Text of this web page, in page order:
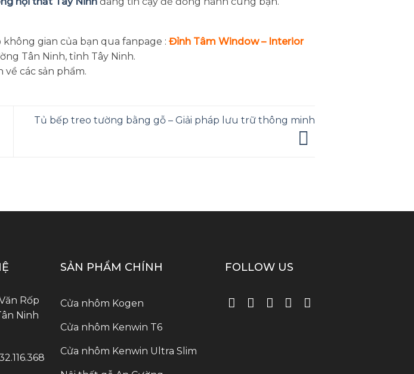
gian của bạn qua fanpage :Đỉnh Tâm Window – Interior
Tân Ninh, tỉnh Tây Ninh.
về các sản phẩm.
Tủ bếp treo tường bằng gỗ – Giải pháp lưu trữ thông minh
Rốp
Ninh
SẢN PHẨM CHÍNH
Cửa nhôm Kogen
Cửa nhôm Kenwin T6
Cửa nhôm Kenwin Ultra Slim
FOLLOW US